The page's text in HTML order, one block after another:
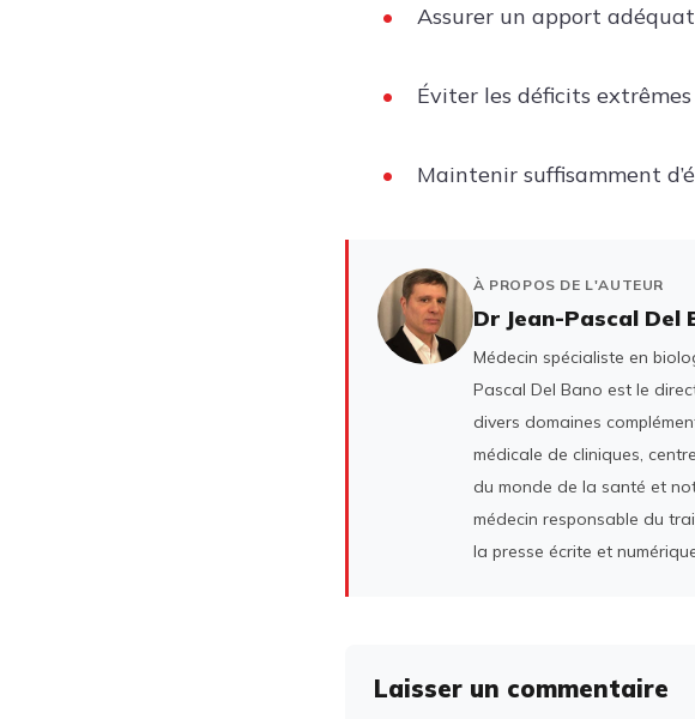
Assurer un apport
Éviter les déficits
Maintenir suffisamment
À PROPOS DE L'AUTEUR
Dr Jean-Pascal Del
Médecin spécialiste en
Pascal Del Bano est le
divers domaines
médicale de cliniques,
du monde de la santé et
médecin responsable du
la presse écrite et
Laisser un commentaire